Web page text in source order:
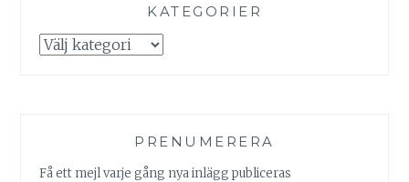
KATEGORIER
Kategorier
PRENUMERERA
Få ett mejl varje gång nya inlägg publiceras